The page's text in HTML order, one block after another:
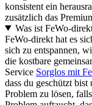
konsistent ein
zusätzlich das
Was ist FeWo-
FeWo-direkt hat es
sich zu entspannen,
die kostbare
Service Sorglos mit
dass du geschützt
Problem zu lösen,